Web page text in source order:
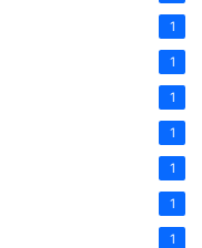
1
1
1
1
1
1
1